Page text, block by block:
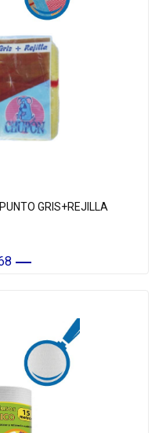
GRIS+REJILLA